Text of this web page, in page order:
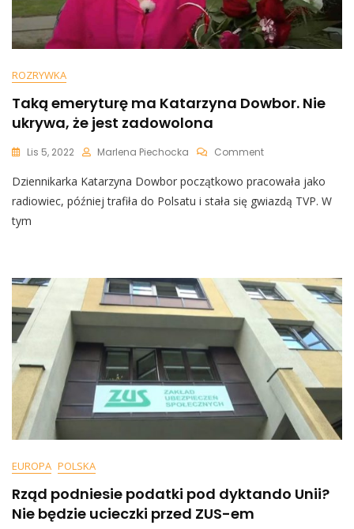
ROZRYWKA
Taką emeryturę ma Katarzyna Dowbor. Nie
ukrywa, że jest zadowolona
Lis 5, 2022 Marlena Piechocka CommentOn
Emeryturę
Ma
Katarzyna
Jest
Zadowolona
Dziennikarka Katarzyna Dowbor początkowo pracowała jako
radiowiec, później trafiła do Polsatu i stała się gwiazdą TVP. W
tym
EUROPA POLSKA
Rząd podniesie podatki pod dyktando Unii?
Nie będzie ucieczki przed ZUS-em